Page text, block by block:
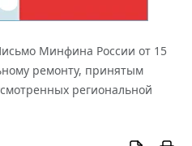
Минфина России от 15
ремонту, принятым
региональной